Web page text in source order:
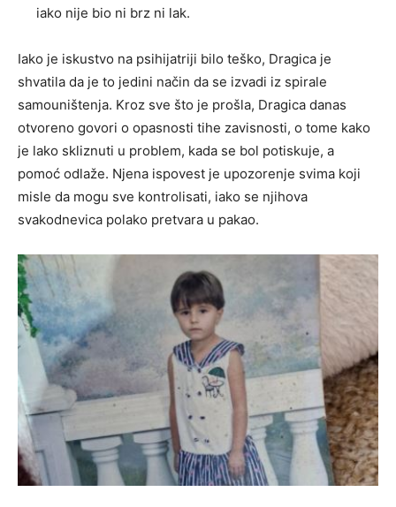
iako nije bio ni brz ni lak.
Iako je iskustvo na psihijatriji bilo teško, Dragica je
shvatila da je to jedini način da se izvadi iz spirale
samouništenja. Kroz sve što je prošla, Dragica danas
otvoreno govori o opasnosti tihe zavisnosti, o tome kako
je lako skliznuti u problem, kada se bol potiskuje, a
pomoć odlaže. Njena ispovest je upozorenje svima koji
misle da mogu sve kontrolisati, iako se njihova
svakodnevica polako pretvara u pakao.